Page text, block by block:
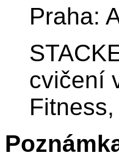
Praha:
cvičení